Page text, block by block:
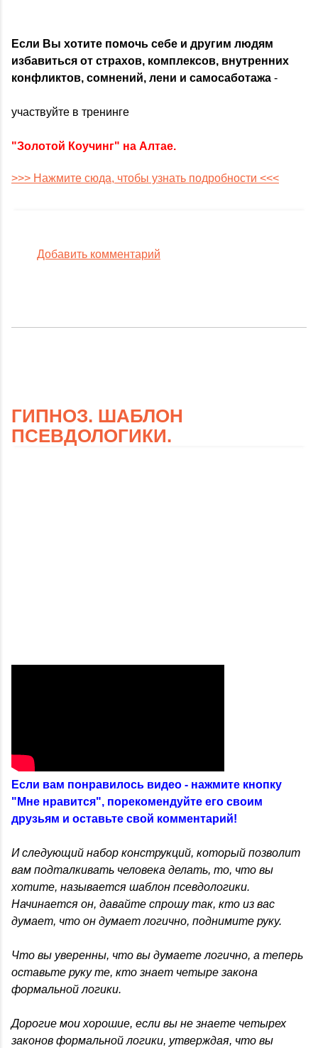
Если Вы хотите помочь себе и другим людям
избавиться от страхов, комплексов, внутренних
конфликтов, сомнений, лени и самосаботажа -
участвуйте в тренинге
"Золотой Коучинг" на Алтае.
>>> Нажмите сюда, чтобы узнать подробности <<<
Добавить комментарий
ГИПНОЗ. ШАБЛОН
ПСЕВДОЛОГИКИ.
Если вам понравилось видео - нажмите кнопку
"Мне нравится", порекомендуйте его своим
друзьям и оставьте свой комментарий!
И следующий набор конструкций, который позволит
вам подталкивать человека делать, то, что вы
хотите, называется шаблон псевдологики.
Начинается он, давайте спрошу так, кто из вас
думает, что он думает логично, поднимите руку.
Что вы уверенны, что вы думаете логично, а теперь
оставьте руку те, кто знает четыре закона
формальной логики.
Дорогие мои хорошие, если вы не знаете четырех
законов формальной логики, утверждая, что вы